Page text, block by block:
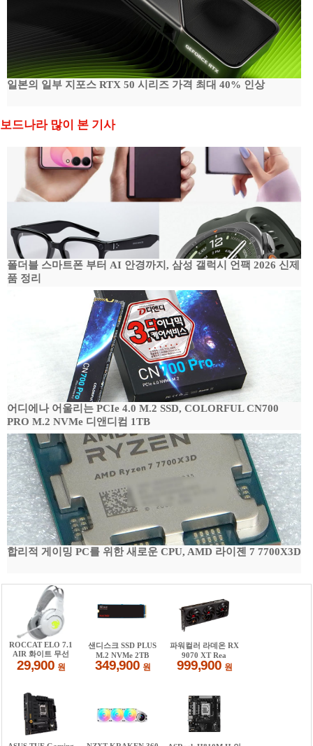
일본의 일부 지포스 RTX 50 시리즈 가격 최대 40% 인상
보드나라 많이 본 기사
폴더블 스마트폰 부터 AI 안경까지, 삼성 갤럭시 언팩 2026 신제
품 정리
어디에나 어울리는 PCIe 4.0 M.2 SSD, COLORFUL CN700
PRO M.2 NVMe 디앤디컴 1TB
합리적 게이밍 PC를 위한 새로운 CPU, AMD 라이젠 7 7700X3D